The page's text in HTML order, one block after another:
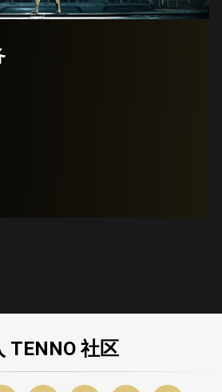
TENNO 社区